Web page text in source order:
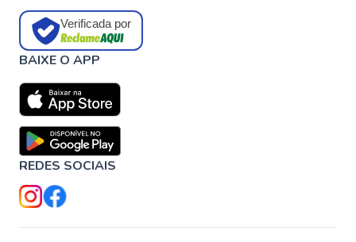
Verificada por
BAIXE O APP
REDES SOCIAIS